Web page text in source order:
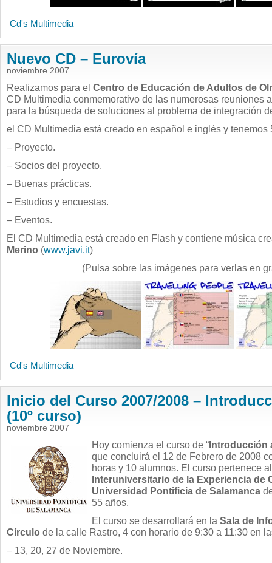
Cd's Multimedia
Nuevo CD – Eurovía
noviembre 2007
Realizamos para el Centro de Educación de Adultos de
CD Multimedia conmemorativo de las numerosas reuniones
para la búsqueda de soluciones al problema de integración
el CD Multimedia está creado en español e inglés y tenemos
– Proyecto.
– Socios del proyecto.
– Buenas prácticas.
– Estudios y encuestas.
– Eventos.
El CD Multimedia está creado en Flash y contiene música
Merino (www.javi.it)
(Pulsa sobre las imágenes para verlas en
Cd's Multimedia
Inicio del Curso 2007/2008 –
(10º curso)
noviembre 2007
Hoy comienza el curso de “Introducción
que concluirá el 12 de Febrero de 2008
horas y 10 alumnos. El curso pertenece
Interuniversitario de la Experiencia de
Universidad Pontificia de Salamanca
55 años.
El curso se desarrollará en la Sala de
Círculo de la calle Rastro, 4 con horario de 9:30 a 11:30 en
– 13, 20, 27 de Noviembre.